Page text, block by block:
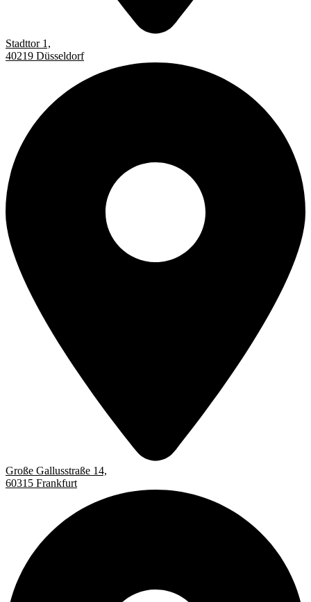
Stadttor 1,
40219 Düsseldorf
Große Gallusstraße 14,
60315 Frankfurt